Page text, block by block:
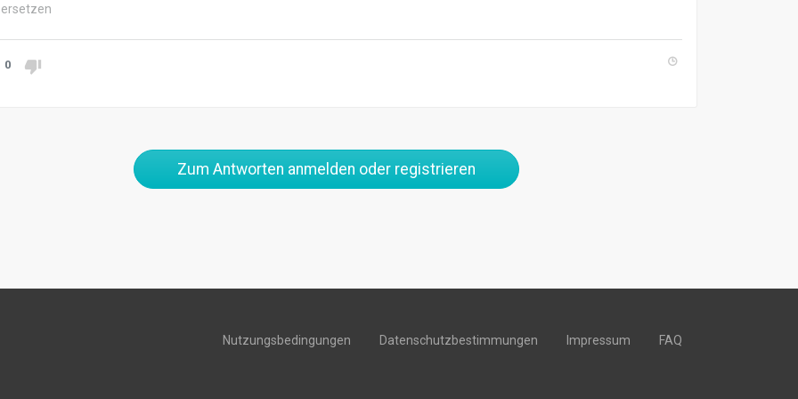
0
Zum Antworten anmelden oder registrieren
Nutzungsbedingungen Datenschutzbestimmungen Impressum FAQ